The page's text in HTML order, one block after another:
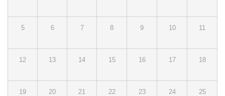
5 6 7 8 9 10 11
12 13 14 15 16 17 18
19 20 21 22 23 24 25